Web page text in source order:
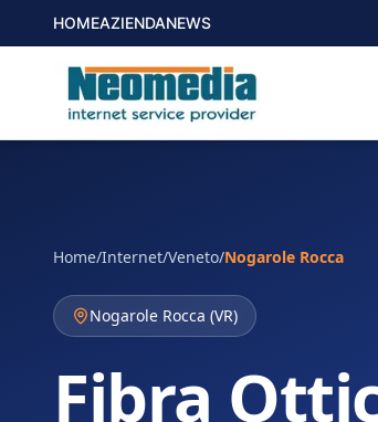
HOMEAZIENDANEWS
Home/Internet/Veneto/Nogarole Rocca
Nogarole Rocca (VR)
Fibra